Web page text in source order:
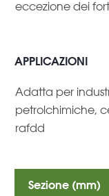
eccezione dei
APPLICAZIONI
Adatta per
petrolchimiche,
rafdd
Sezione (mm)